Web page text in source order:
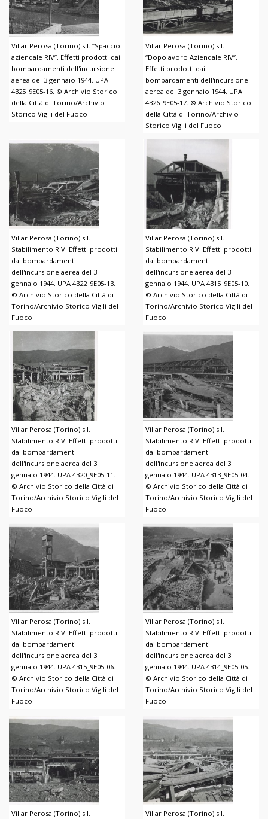
Villar Perosa (Torino) s.l. “Spaccio
aziendale RIV”. Effetti prodotti dai
bombardamenti dell'incursione
aerea del 3 gennaio 1944. UPA
4325_9E05-16. © Archivio Storico
della Città di Torino/Archivio
Storico Vigili del Fuoco
Villar Perosa (Torino) s.l.
“Dopolavoro Aziendale RIV”.
Effetti prodotti dai
bombardamenti dell'incursione
aerea del 3 gennaio 1944. UPA
4326_9E05-17. © Archivio Storico
della Città di Torino/Archivio
Storico Vigili del Fuoco
Villar Perosa (Torino) s.l.
Stabilimento RIV. Effetti prodotti
dai bombardamenti
dell'incursione aerea del 3
gennaio 1944. UPA 4322_9E05-13.
© Archivio Storico della Città di
Torino/Archivio Storico Vigili del
Fuoco
Villar Perosa (Torino) s.l.
Stabilimento RIV. Effetti prodotti
dai bombardamenti
dell'incursione aerea del 3
gennaio 1944. UPA 4315_9E05-10.
© Archivio Storico della Città di
Torino/Archivio Storico Vigili del
Fuoco
Villar Perosa (Torino) s.l.
Stabilimento RIV. Effetti prodotti
dai bombardamenti
dell'incursione aerea del 3
gennaio 1944. UPA 4320_9E05-11.
© Archivio Storico della Città di
Torino/Archivio Storico Vigili del
Fuoco
Villar Perosa (Torino) s.l.
Stabilimento RIV. Effetti prodotti
dai bombardamenti
dell'incursione aerea del 3
gennaio 1944. UPA 4313_9E05-04.
© Archivio Storico della Città di
Torino/Archivio Storico Vigili del
Fuoco
Villar Perosa (Torino) s.l.
Stabilimento RIV. Effetti prodotti
dai bombardamenti
dell'incursione aerea del 3
gennaio 1944. UPA 4315_9E05-06.
© Archivio Storico della Città di
Torino/Archivio Storico Vigili del
Fuoco
Villar Perosa (Torino) s.l.
Stabilimento RIV. Effetti prodotti
dai bombardamenti
dell'incursione aerea del 3
gennaio 1944. UPA 4314_9E05-05.
© Archivio Storico della Città di
Torino/Archivio Storico Vigili del
Fuoco
Villar Perosa (Torino) s.l.
Villar Perosa (Torino) s.l.